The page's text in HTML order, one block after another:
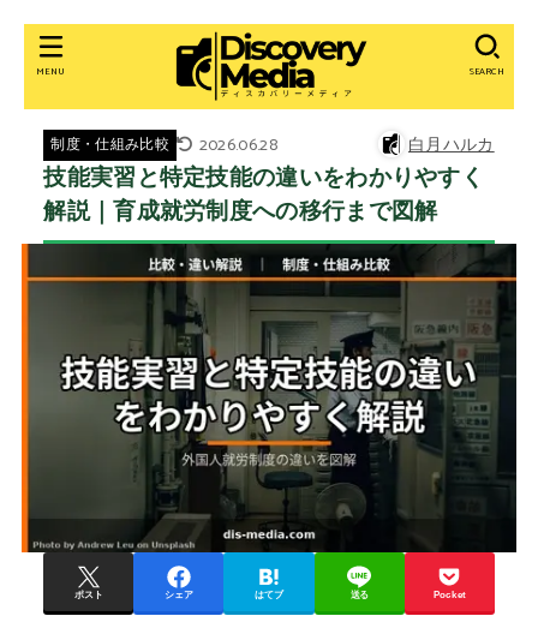
SEARCH
MENU
制度・仕組み比較 2026.06.28 白月ハルカ
技能実習と特定技能の違いをわかりやすく
解説｜育成就労制度への移行まで図解
ポスト シェア はてブ 送る Pocket